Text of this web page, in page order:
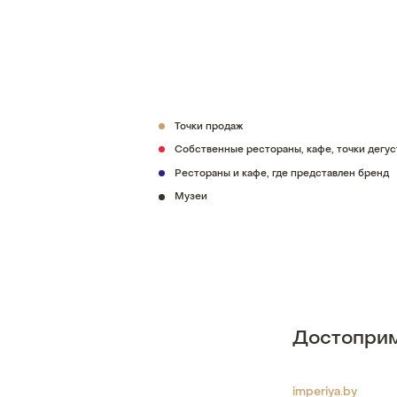
Точки продаж
Собственные рестораны, кафе, точки
Рестораны и кафе, где представлен бренд
Музеи
imperiya.by